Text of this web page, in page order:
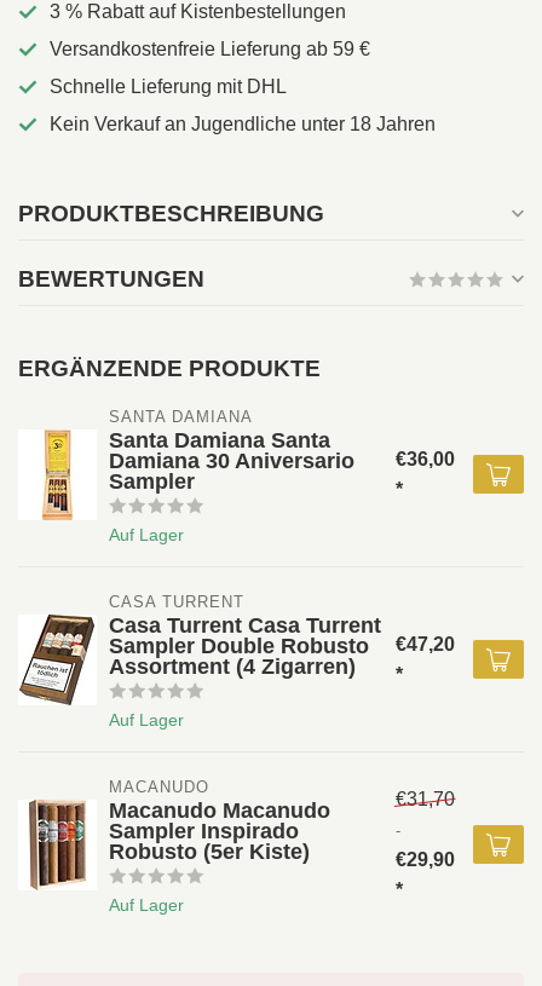
3 % Rabatt auf Kistenbestellungen
Versandkostenfreie Lieferung ab 59 €
Schnelle Lieferung mit DHL
Kein Verkauf an Jugendliche unter 18 Jahren
PRODUKTBESCHREIBUNG
BEWERTUNGEN
ERGÄNZENDE PRODUKTE
SANTA DAMIANA
Santa Damiana Santa
Damiana 30 Aniversario
Sampler
Auf Lager
€36,00
*
CASA TURRENT
Casa Turrent Casa Turrent
Sampler Double Robusto
Assortment (4 Zigarren)
Auf Lager
€47,20
*
MACANUDO
Macanudo Macanudo
Sampler Inspirado
Robusto (5er Kiste)
Auf Lager
€31,70
-
€29,90
*